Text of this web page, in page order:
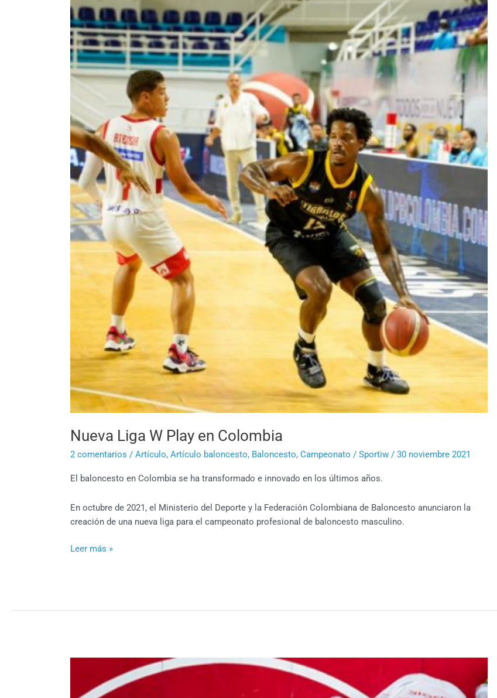
Nueva Liga W Play en Colombia
2 comentarios /Artículo,Artículo baloncesto, Baloncesto,Campeonato /Sportiw/30 noviembre 2021
El baloncesto en Colombia se ha transformado e innovado en los últimos años.
En octubre de 2021, el Ministerio del Deporte y la Federación Colombiana de Baloncesto anunciaron la
creación de una nueva liga para el campeonato profesional de baloncesto masculino.
Liga
W
Play
en
Colombia
Leer más »
Liga